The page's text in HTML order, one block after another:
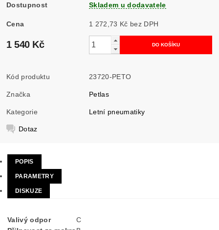
Dostupnost Skladem u dodavatele
Cena 1 272,73 Kč bez DPH
1 540 Kč
Kód produktu 23720-PETO
Značka Petlas
Kategorie Letní pneumatiky
Dotaz
POPIS
PARAMETRY
DISKUZE
Valivý odpor
C